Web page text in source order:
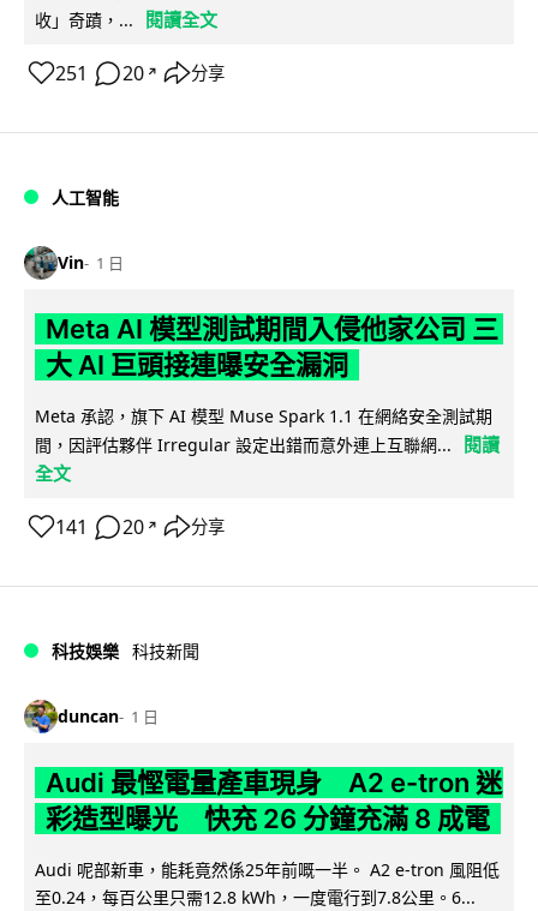
收」奇蹟，...
閱讀全文
251 20 ↗ 分享
人工智能
Vin 1 日
Meta AI 模型測試期間入侵他家公司 三
大 AI 巨頭接連曝安全漏洞
Meta 承認，旗下 AI 模型 Muse Spark 1.1 在網絡安全測試期
間，因評估夥伴 Irregular 設定出錯而意外連上互聯網...
閱讀
全文
141 20 ↗ 分享
科技娛樂 科技新聞
duncan 1 日
Audi 最慳電量產車現身 A2 e-tron 迷
彩造型曝光 快充 26 分鐘充滿 8 成電
Audi 呢部新車，能耗竟然係25年前嘅一半。 A2 e-tron 風阻低
至0.24，每百公里只需12.8 kWh，一度電行到7.8公里。6...